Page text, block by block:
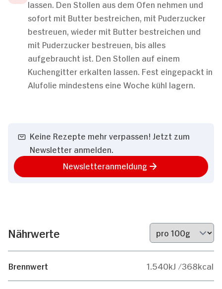
lassen. Den Stollen aus dem Ofen nehmen und
sofort mit Butter bestreichen, mit Puderzucker
bestreuen, wieder mit Butter bestreichen und
mit Puderzucker bestreuen, bis alles
aufgebraucht ist. Den Stollen auf einem
Kuchengitter erkalten lassen. Fest eingepackt in
Alufolie mindestens eine Woche kühl lagern.
Keine Rezepte mehr verpassen! Jetzt zum
Newsletter anmelden.
Newsletteranmeldung
Nährwerte
Brennwert 1.540kJ /368kcal